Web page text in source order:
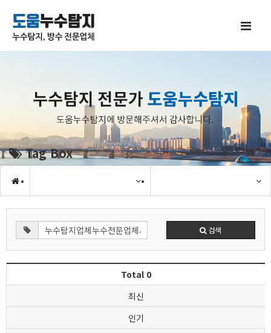
Tag Box
검색
Total 0
최신
인기